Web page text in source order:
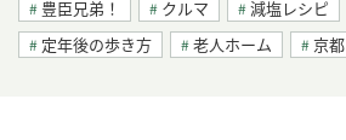
豊臣兄弟！ クルマ 減塩レシピ
定年後の歩き方
老人ホーム 京都